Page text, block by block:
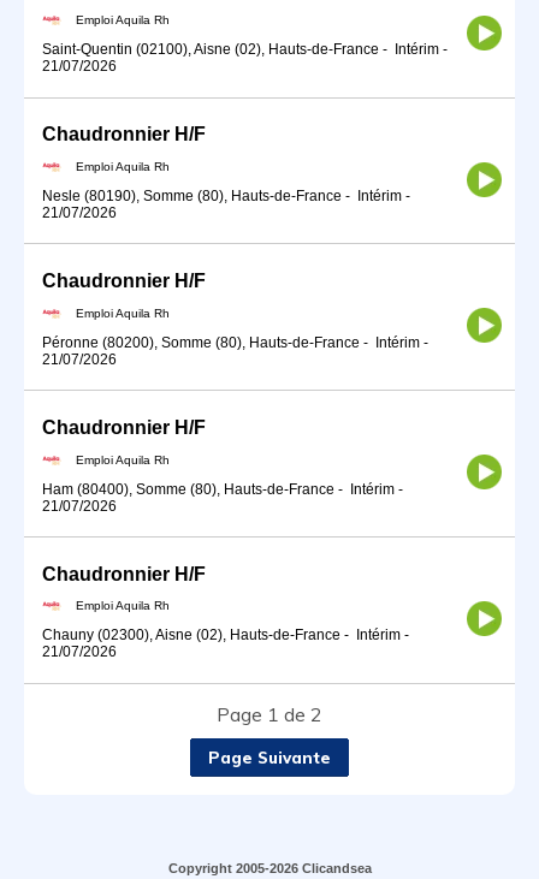
Emploi Aquila Rh
Saint-Quentin (02100), Aisne (02), Hauts-de-France - Intérim -
21/07/2026
Chaudronnier H/F
Emploi Aquila Rh
Nesle (80190), Somme (80), Hauts-de-France - Intérim -
21/07/2026
Chaudronnier H/F
Emploi Aquila Rh
Péronne (80200), Somme (80), Hauts-de-France - Intérim -
21/07/2026
Chaudronnier H/F
Emploi Aquila Rh
Ham (80400), Somme (80), Hauts-de-France - Intérim -
21/07/2026
Chaudronnier H/F
Emploi Aquila Rh
Chauny (02300), Aisne (02), Hauts-de-France - Intérim -
21/07/2026
Page 1 de 2
Page Suivante
Copyright 2005-2026 Clicandsea